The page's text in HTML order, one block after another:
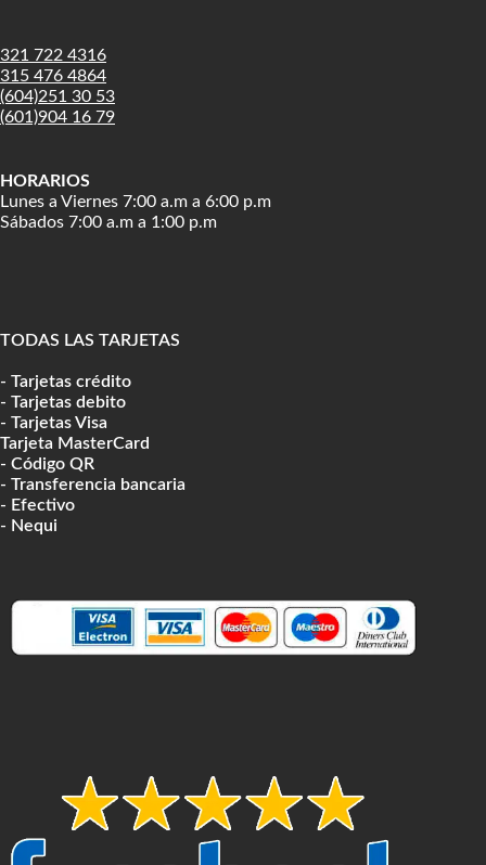
321 722 4316
315 476 4864
(604)251 30 53
(601)904 16 79
HORARIOS
Lunes a Viernes 7:00 a.m a 6:00 p.m
Sábados 7:00 a.m a 1:00 p.m
TODAS LAS TARJETAS
- Tarjetas crédito
- Tarjetas debito
- Tarjetas Visa
Tarjeta MasterCard
- Código QR
- Transferencia bancaria
- Efectivo
- Nequi